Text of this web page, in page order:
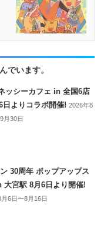
でいます。
ッシーカフェ in 全国6店
日よりコラボ開催!2026年8
月30日
30周年 ポップアップス
大宮駅 8月6日より開催!
6日〜8月16日